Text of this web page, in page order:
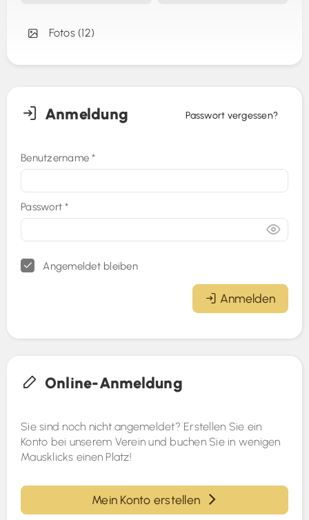
Fotos (12)
Anmeldung Passwort vergessen?
Benutzername*
Passwort*
Angemeldet bleiben
Anmelden
Online-Anmeldung
Sie sind noch nicht angemeldet? Erstellen Sie ein
Konto bei unserem Verein und buchen Sie in wenigen
Mausklicks einen Platz!
Mein Konto erstellen